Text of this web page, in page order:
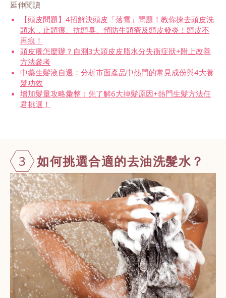
延伸閱讀
【頭皮問題】4招解決頭皮「落雪」問題！教你揀去頭皮洗
頭水，止頭痕、抗頭臭、預防生頭瘡及頭皮發炎！頭皮不
再痕！
頭皮癢怎麼辦？自測3大頭皮皮脂水分失衡症狀+附上改善
方法參考
中藥生髮液自選：分析市面產品中熱門的常見成份與4大養
髮功效
增加髮量攻略彙整：先了解6大掉髮原因+熱門生髮方法任
君挑選！
3 如何挑選合適的去油洗髮水？